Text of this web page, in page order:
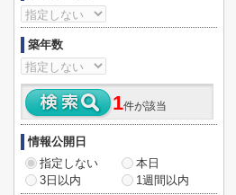
築年数
1件が該当
情報公開日
指定しない
本日
3日以内
1週間以内